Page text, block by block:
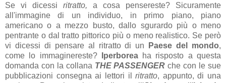
Se vi dicessi ritratto, a cosa pensereste? Sicuramente
all'immagine di un individuo, in primo piano, piano
americano o a mezzo busto, dallo sgurardo più o meno
pentrante o dal tratto pittorico più o meno realistico. Se però
vi dicessi di pensare al ritratto di un
Paese del mondo,
come lo immaginereste?
Iperborea ha risposto a questa
domanda con la collana THE PASSENGER che con le sue
pubblicazioni consegna ai lettori ilritratto, appunto, di una